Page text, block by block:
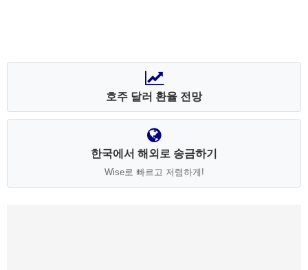
호주 달러 환율 전망
한국에서 해외로 송금하기
Wise로 빠르고 저렴하게!